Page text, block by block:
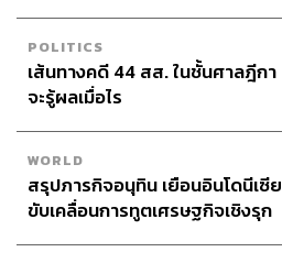
POLITICS
เส้นทางคดี 44 สส. ในชั้นศาลฎีกา
จะรู้ผลเมื่อไร
WORLD
สรุปภารกิจอนุทิน เยือนอินโดนีเซีย
ขับเคลื่อนการทูตเศรษฐกิจเชิงรุก